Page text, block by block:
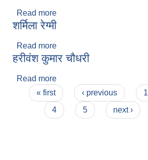
Read more
शर्मिला रेग्मी
Read more
हरीवंश कुमार चौधरी
Read more
Pages
« first ‹ previous 1
4
5 next ›